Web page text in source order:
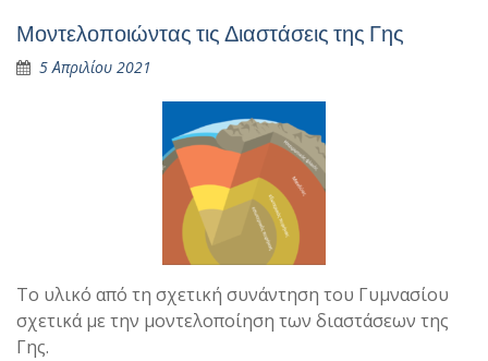
Μοντελοποιώντας τις Διαστάσεις της Γης
5 Απριλίου 2021
Το υλικό από τη σχετική συνάντηση του Γυμνασίου
σχετικά με την μοντελοποίηση των διαστάσεων της
Γης.